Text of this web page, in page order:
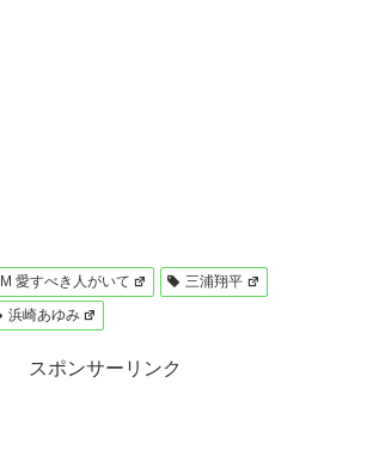
M 愛すべき人がいて
三浦翔平
浜崎あゆみ
スポンサーリンク